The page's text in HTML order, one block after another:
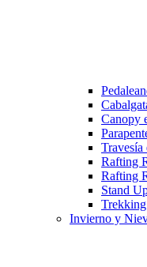
Canopy
Rafting
Rafting
Stand
Invierno y